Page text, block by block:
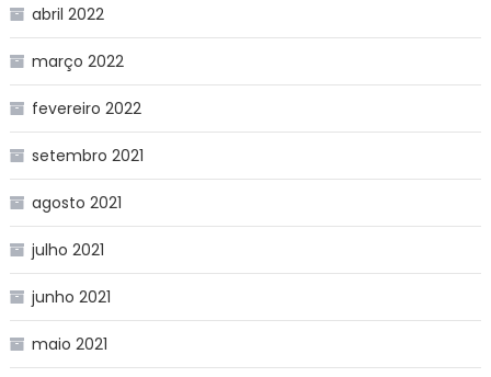
abril 2022
março 2022
fevereiro 2022
setembro 2021
agosto 2021
julho 2021
junho 2021
maio 2021